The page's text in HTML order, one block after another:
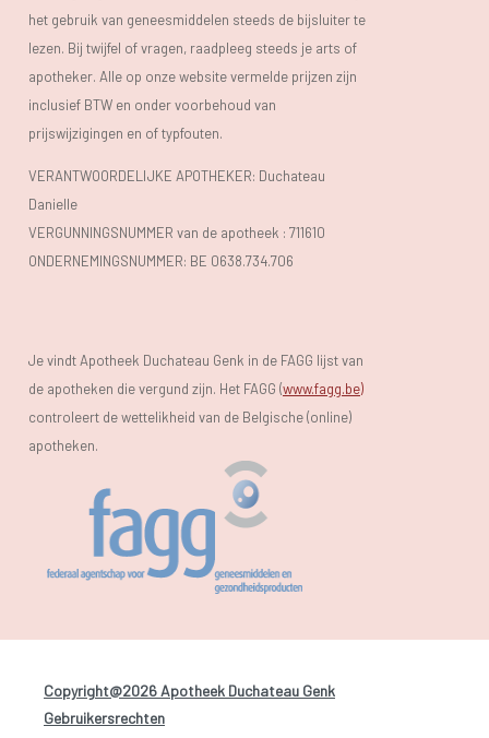
het gebruik van geneesmiddelen steeds de bijsluiter te
lezen. Bij twijfel of vragen, raadpleeg steeds je arts of
apotheker. Alle op onze website vermelde prijzen zijn
inclusief BTW en onder voorbehoud van
prijswijzigingen en of typfouten.
VERANTWOORDELIJKE APOTHEKER: Duchateau
Danielle
VERGUNNINGSNUMMER van de apotheek : 711610
ONDERNEMINGSNUMMER: BE 0638.734.706
Je vindt Apotheek Duchateau Genk in de FAGG lijst van
de apotheken die vergund zijn. Het FAGG (www.fagg.be)
controleert de wettelikheid van de Belgische (online)
apotheken.
Copyright@2026 Apotheek Duchateau Genk
Gebruikersrechten